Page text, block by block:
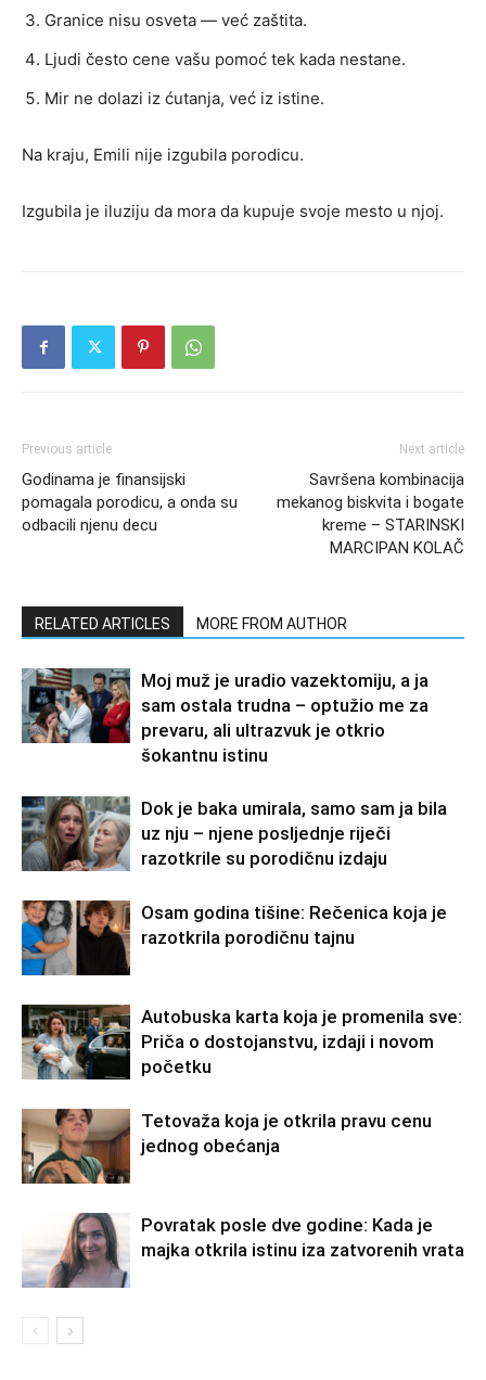
Granice nisu osveta — već zaštita.
Ljudi često cene vašu pomoć tek kada nestane.
Mir ne dolazi iz ćutanja, već iz istine.
Na kraju, Emili nije izgubila porodicu.
Izgubila je iluziju da mora da kupuje svoje mesto u njoj.
Previous article
Godinama je finansijski
pomagala porodicu, a onda su
odbacili njenu decu
Next article
Savršena kombinacija
mekanog biskvita i bogate
kreme – STARINSKI
MARCIPAN KOLAČ
RELATED ARTICLES MORE FROM AUTHOR
Moj muž je uradio vazektomiju, a ja
sam ostala trudna – optužio me za
prevaru, ali ultrazvuk je otkrio
šokantnu istinu
Dok je baka umirala, samo sam ja bila
uz nju – njene posljednje riječi
razotkrile su porodičnu izdaju
Osam godina tišine: Rečenica koja je
razotkrila porodičnu tajnu
Autobuska karta koja je promenila sve:
Priča o dostojanstvu, izdaji i novom
početku
Tetovaža koja je otkrila pravu cenu
jednog obećanja
Povratak posle dve godine: Kada je
majka otkrila istinu iza zatvorenih vrata